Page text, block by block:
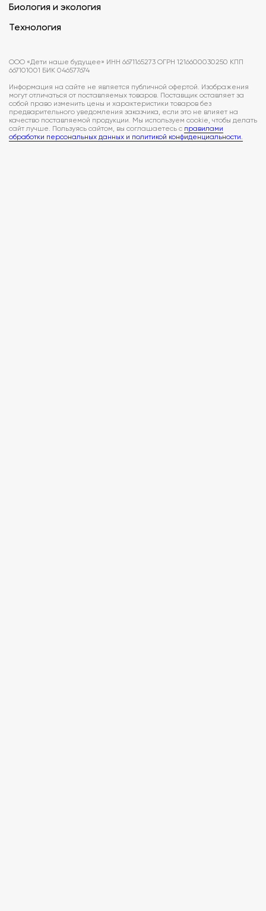
Биология и экология
Технология
ООО «Дети наше будущее» ИНН 6671165273 ОГРН 1216600030250 КПП
667101001 БИК 046577674
Информация на сайте не является публичной офертой. Изображения
могут отличаться от поставляемых товаров. Поставщик оставляет за
собой право изменить цены и характеристики товаров без
предварительного уведомления заказчика, если это не влияет на
качество поставляемой продукции. Мы используем cookie, чтобы делать
сайт лучше. Пользуясь сайтом, вы соглашаетесь с правилами
обработки персональных данных и политикой конфиденциальности.